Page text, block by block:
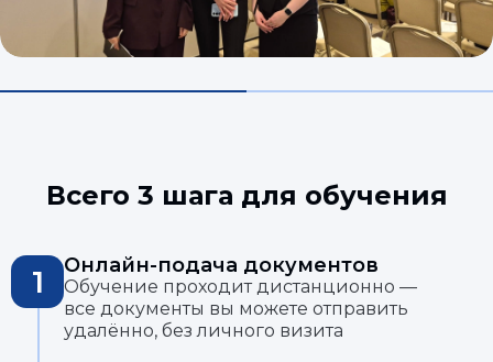
Всего 3 шага для обучения
1 Онлайн-подача документов
Обучение проходит дистанционно —
все документы вы можете отправить
удалённо, без личного визита